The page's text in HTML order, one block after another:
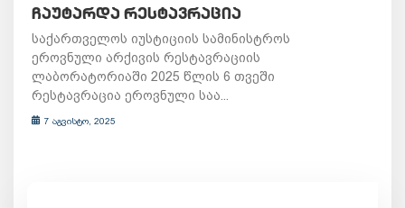
ᲩᲐᲣᲢᲐᲠᲓᲐ ᲠᲔᲡᲢᲐᲕᲠᲐᲪᲘᲐ
საქართველოს იუსტიციის სამინისტროს
ეროვნული არქივის რესტავრაციის
ლაბორატორიაში 2025 წლის 6 თვეში
რესტავრაცია ეროვნული საა...
7 აგვისტო, 2025